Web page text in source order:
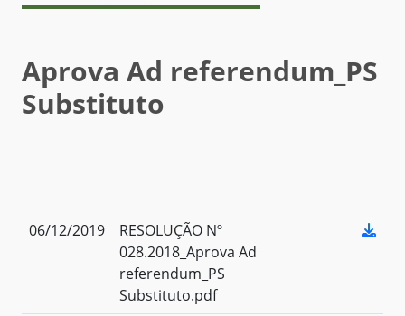
Aprova Ad referendum_PS
Substituto
06/12/2019
RESOLUÇÃO Nº
028.2018_Aprova Ad
referendum_PS
Substituto.pdf